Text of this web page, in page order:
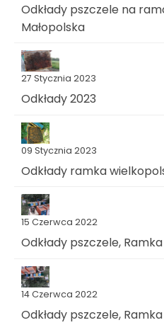
Odkłady pszczele na
Małopolska
27 Stycznia 2023
Odkłady 2023
09 Stycznia 2023
Odkłady ramka
15 Czerwca 2022
Odkłady pszczele,
14 Czerwca 2022
Odkłady pszczele,